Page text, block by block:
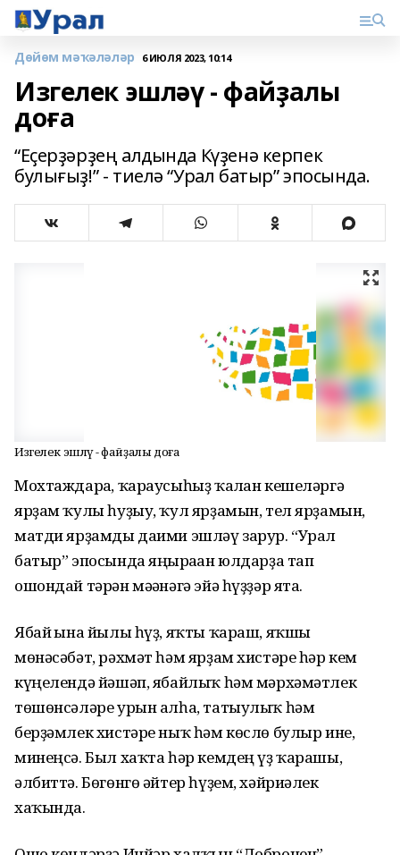
Дөйөм мәҡәләләр 6 ИЮЛЯ 2023, 10:14
Изгелек эшләү - файҙалы
доға
“Еҫерҙәрҙең алдында Күҙенә керпек
булығыҙ!” - тиелә “Урал батыр” эпосында.
Изгелек эшләү - файҙалы доға
Мохтаждарға, ҡараусыһыҙ ҡалған кешеләргә
ярҙам ҡулы һуҙыу, ҡул ярҙамын, тел ярҙамын,
матди ярҙамды даими эшләү зарур. “Урал
батыр” эпосында яңғыраған юлдарҙа тап
ошондай тәрән мәғәнәгә эйә һүҙҙәр ята.
Ябай ғына йылы һүҙ, яҡты ҡараш, яҡшы
мөнәсәбәт, рәхмәт һәм ярҙам хистәре һәр кем
күңелендә йәшәп, ябайлыҡ һәм мәрхәмәтлек
төшөнсәләре урын алһа, татыулыҡ һәм
берҙәмлек хистәре ныҡ һәм көслө булыр ине,
минеңсә. Был хаҡта һәр кемдең үҙ ҡарашы,
әлбиттә. Бөгөнгө әйтер һүҙем, хәйриәлек
хаҡында.